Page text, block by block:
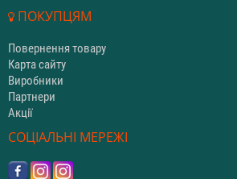
ПОКУПЦЯМ
Повернення товару
Карта сайту
Виробники
Партнери
Акції
СОЦІАЛЬНІ МЕРЕЖІ